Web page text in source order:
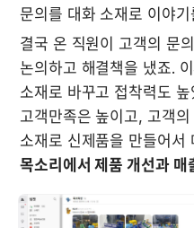
문의를 대화 소재로 이야기
결국 온 직원이 고객의 문
논의하고 해결책을 냈죠.
소재로 바꾸고 접착력도
고객만족은 높이고, 고객
소재로 신제품을 만들어서
목소리에서 제품 개선과 매